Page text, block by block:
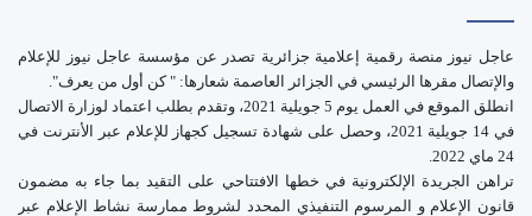
عاجل نيوز منصة رقمية إعلامية جزائرية تصدر عن مؤسسة عاجل نيوز للإعلام
والإتصال مقرها الرئيسي في الجزائر العاصمة شعارها: " كن أول من يعرف".
انطلق الموقع في العمل يوم 5 جويلية 2021، وتقدم بطلب اعتماد لوزارة الاتصال
في 14 جويلية 2021، وحصل على شهادة تسجيل كجهاز للإعلام عبر الأنترنت في
24 ماي 2022.
تراهن الجريدة الإلكترونية في خطها الافتتاحي على التقيد بما جاء به مضمون
قانون الإعلام و المرسوم التنفيذي المحدد لشروط ممارسة نشاط الإعلام عبر